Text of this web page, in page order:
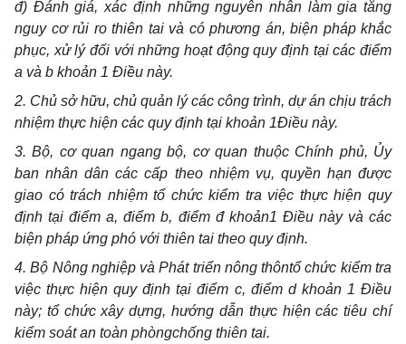
đ) Đánh giá, xác định những nguyên nhân làm gia tăng
nguy cơ rủi ro thiên tai và có phương án, biện pháp khắc
phục, xử lý đối với những hoạt động quy định tại các điểm
a và b khoản 1 Điều này.
2. Chủ sở hữu, chủ quản lý các công trình, dự án chịu trách
nhiệm thực hiện các quy định tại khoản 1Điều này.
3. Bộ, cơ quan ngang bộ, cơ quan thuộc Chính phủ, Ủy
ban nhân dân các cấp theo nhiệm vụ, quyền hạn được
giao có trách nhiệm tổ chức kiểm tra việc thực hiện quy
định tại điểm a, điểm b, điểm đ khoản1 Điều này và các
biện pháp ứng phó với thiên tai theo quy định.
4. Bộ Nông nghiệp và Phát triển nông thôntổ chức kiểm tra
việc thực hiện quy định tại điểm c, điểm d khoản 1 Điều
này; tổ chứcxây dựng, hướng dẫnthực hiện các tiêu chí
kiểm soát an toàn phòngchống thiên tai.